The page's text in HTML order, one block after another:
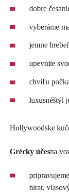
dobre
vyberáme
jemne
upevnite
chvíľu
luxusnéštýl
Hollywoodske
Grécky účesna
hirat,